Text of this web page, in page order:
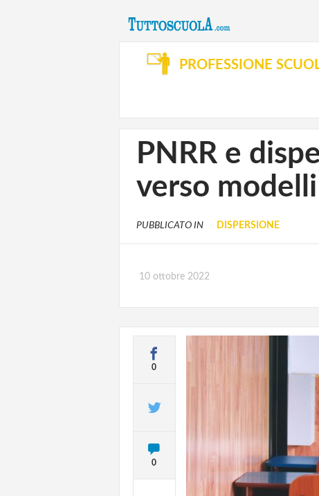
PROFESSIONE
PNRR e
verso
PUBBLICATO IN DISPERSIONE
10 ottobre 2022
0
0